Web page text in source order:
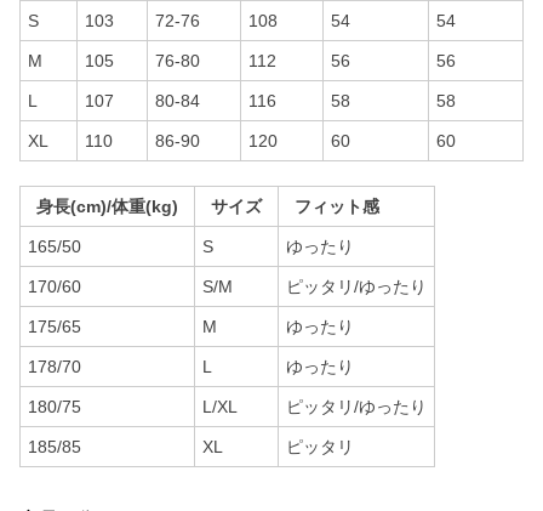
S 103 72-76 108 54 54
M 105 76-80 112 56 56
L 107 80-84 116 58 58
XL 110 86-90 120 60 60
身長(cm)/体重(kg) サイズ フィット感
165/50 S ゆったり
170/60 S/M ピッタリ/ゆったり
175/65 M ゆったり
178/70 L ゆったり
180/75 L/XL ピッタリ/ゆったり
185/85 XL ピッタリ